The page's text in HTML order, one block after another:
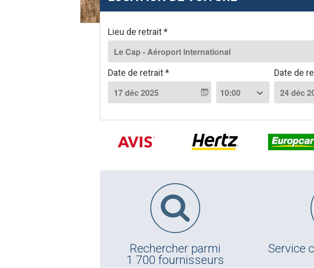
a
Lieu de retrait *
Date de retrait *
Date de
Rechercher parmi
1 700 fournisseurs
Service